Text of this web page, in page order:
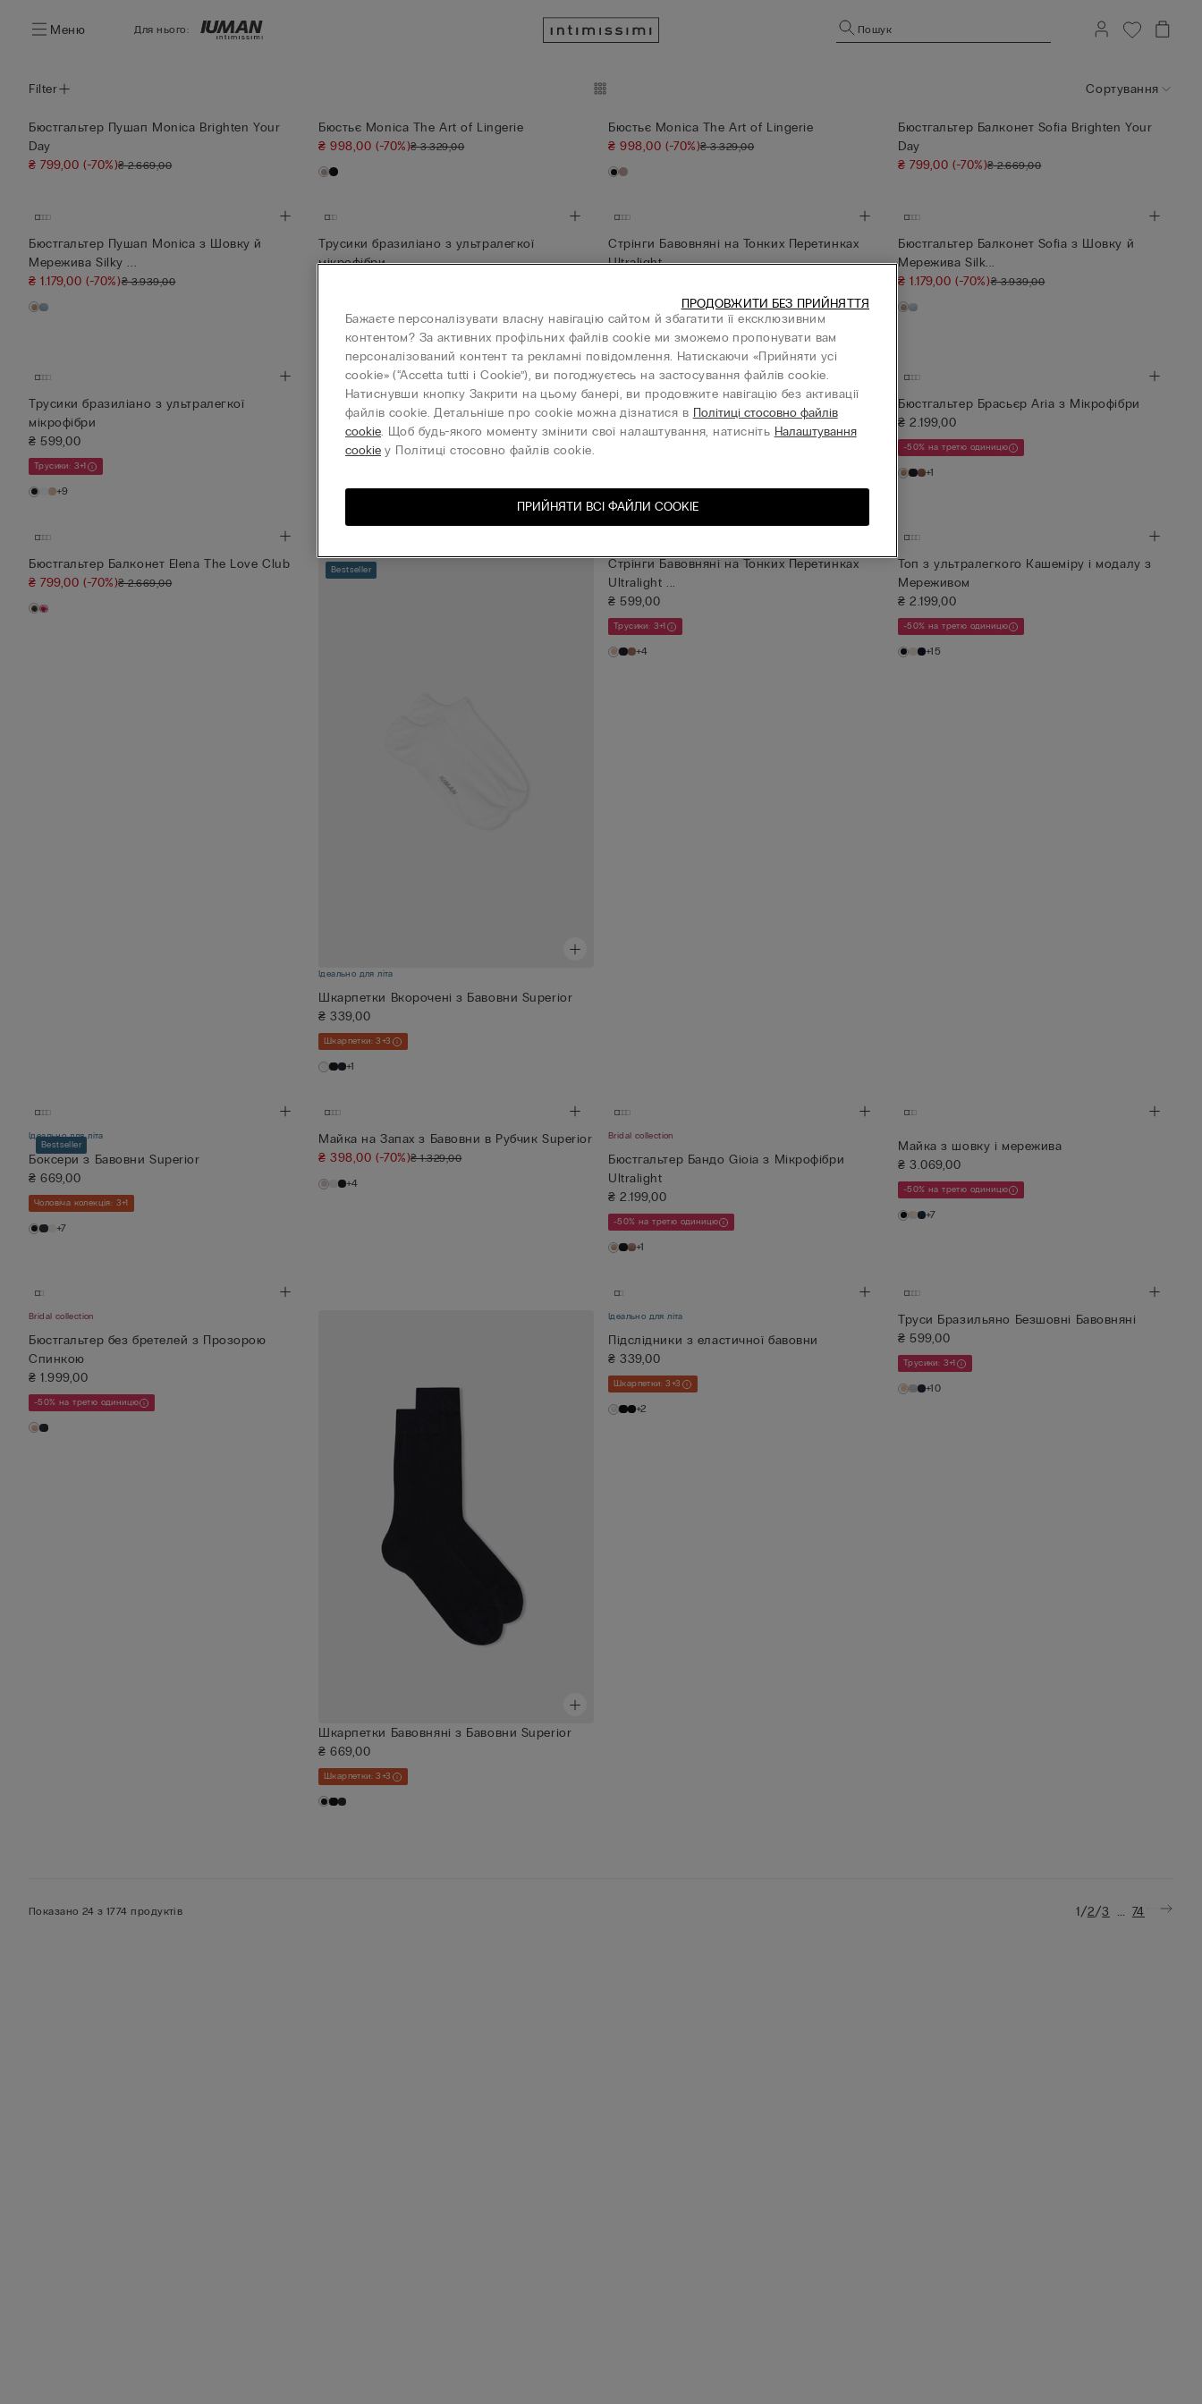
Меню Для нього: Пошук
Filter Сортування
Бюстгальтер Пушап Monica Brighten Your
Day
₴ 799,00(-70%)₴ 2.669,00
Бюстьє Monica The Art of Lingerie
₴ 998,00(-70%)₴ 3.329,00
Бюстьє Monica The Art of Lingerie
₴ 998,00(-70%)₴ 3.329,00
Бюстгальтер Балконет Sofia Brighten Your
Day
₴ 799,00(-70%)₴ 2.669,00
Бюстгальтер Пушап Monica з Шовку й
Мережива Silky ...
₴ 1.179,00(-70%)₴ 3.939,00
Трусики бразиліано з ультралегкої
мікрофібри
Стрінги Бавовняні на Тонких Перетинках
Ultralight ...
+4
Бюстгальтер Балконет Sofia з Шовку й
Мережива Silk...
₴ 1.179,00(-70%)₴ 3.939,00
Трусики бразиліано з ультралегкої
мікрофібри
₴ 599,00
Трусики: 3+1
+9
Бюстьє Балконет Midsummer Dream
₴ 919,00
₴ 3.069,00
Бюстьє Sofia Midnight Summer
₴ 1.179,00
(-70%)₴ 3.939,00
Бюстгальтер Брасьєр Aria з Мікрофібри
₴ 2.199,00
-50% на третю одиницю
+1
Бюстгальтер Балконет Elena The Love Club
₴ 799,00(-70%)₴ 2.669,00
Bestseller
Ідеально для літа
Шкарпетки Вкорочені з Бавовни Superior
₴ 339,00
Шкарпетки: 3+3
+1
Стрінги Бавовняні на Тонких Перетинках
Ultralight ...
₴ 599,00
Трусики: 3+1
+4
Топ з ультралегкого Кашеміру і модалу з
Мереживом
₴ 2.199,00
-50% на третю одиницю
+15
Bestseller
Ідеально для літа
Боксери з Бавовни Superior
₴ 669,00
Чоловіча колекція: 3+1
+7
Майка на Запах з Бавовни в Рубчик Superior
₴ 398,00(-70%)₴ 1.329,00
+4
Bridal collection
Бюстгальтер Бандо Gioia з Мікрофібри
Ultralight
₴ 2.199,00
-50% на третю одиницю
+1
Майка з шовку і мережива
₴ 3.069,00
-50% на третю одиницю
+7
Bridal collection
Бюстгальтер без бретелей з Прозорою
Спинкою
₴ 1.999,00
-50% на третю одиницю
Шкарпетки Бавовняні з Бавовни Superior
₴ 669,00
Шкарпетки: 3+3
Ідеально для літа
Підслідники з еластичної бавовни
₴ 339,00
Шкарпетки: 3+3
+2
Труси Бразильяно Безшовні Бавовняні
₴ 599,00
Трусики: 3+1
+10
Показано 24 з 1774 продуктів 1/2/3 ... 74
Бажаєте персоналізувати власну навігацію сайтом й збагатити її ексклюзивним
контентом? За активних профільних файлів cookie ми зможемо пропонувати вам
персоналізований контент та рекламні повідомлення. Натискаючи «Прийняти усі
cookie» (“Accetta tutti i Cookie”), ви погоджуєтесь на застосування файлів cookie.
Натиснувши кнопку Закрити на цьому банері, ви продовжите навігацію без активації
файлів cookie. Детальніше про cookie можна дізнатися в Політиці стосовно файлів
cookie. Щоб будь-якого моменту змінити свої налаштування, натисніть Налаштування
cookie у Політиці стосовно файлів cookie.
ПРИЙНЯТИ ВСІ ФАЙЛИ СOOKIE
ПРОДОВЖИТИ БЕЗ ПРИЙНЯТТЯ